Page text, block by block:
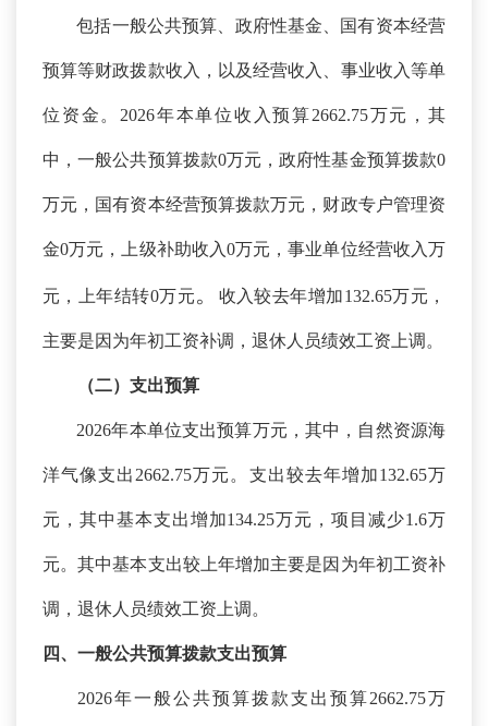
包括一般公共预算、政府性基金、国有资本经营
预算等财政拨款收入，以及经营收入、事业收入等单
位资金。 2026年本单位收入预算2662.75万元，其
中，一般公共预算拨款0万元，政府性基金预算拨款0
万元，国有资本经营预算拨款万元，财政专户管理资
金0万元，上级补助收入0万元，事业单位经营收入万
元，上年结转0万元。 收入较去年增加132.65万元，
主要是因为年初工资补调，退休人员绩效工资上调。
（二）支出预算
2026年本单位支出预算万元，其中，自然资源海
洋气像支出2662.75万元。支出较去年增加132.65万
元，其中基本支出增加134.25万元，项目减少1.6万
元。其中基本支出较上年增加主要是因为年初工资补
调，退休人员绩效工资上调。
四、一般公共预算拨款支出预算
2026年一般公共预算拨款支出预算2662.75万